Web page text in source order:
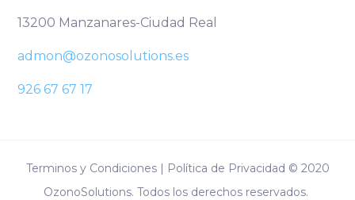
13200 Manzanares-Ciudad Real
admon@ozonosolutions.es
926 67 67 17
Terminos y Condiciones | Política de Privacidad © 2020
OzonoSolutions. Todos los derechos reservados.